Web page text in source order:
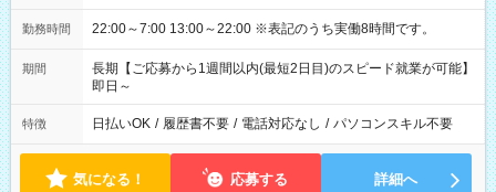
勤務時間 22:00～7:00 13:00～22:00 ※表記のうち実働8時間です。
期間
長期【ご応募から1週間以内(最短2日目)のスピード就業が可能】
即日～
特徴 日払いOK / 履歴書不要 / 電話対応なし / パソコンスキル不要
気になる！ 応募する 詳細へ